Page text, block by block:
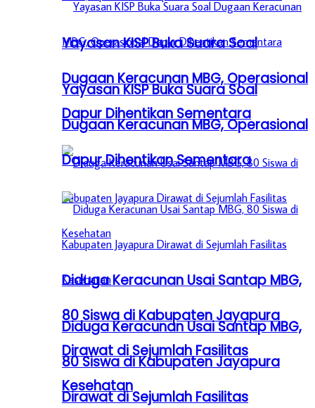
Yayasan KISP Buka Suara Soal
Dugaan Keracunan MBG, Operasional
Dapur Dihentikan Sementara
Diduga Keracunan Usai Santap MBG,
80 Siswa di Kabupaten Jayapura
Dirawat di Sejumlah Fasilitas
Kesehatan
Yayasan KISP Buka Suara Soal
Dugaan Keracunan MBG, Operasional
Dapur Dihentikan Sementara
Diduga Keracunan Usai Santap MBG,
80 Siswa di Kabupaten Jayapura
Dirawat di Sejumlah Fasilitas